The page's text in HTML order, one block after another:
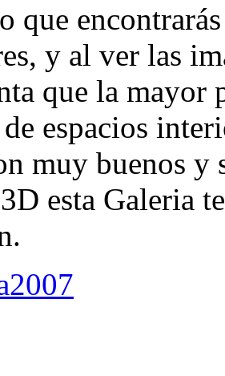
que
y al ver las
que la mayor
espacios
muy buenos
esta Galeria